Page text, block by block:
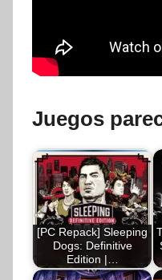
Juegos
[PC Repack] Sleeping
Dogs: Definitive
Edition |…